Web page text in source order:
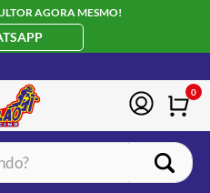
AGORA MESMO!
0